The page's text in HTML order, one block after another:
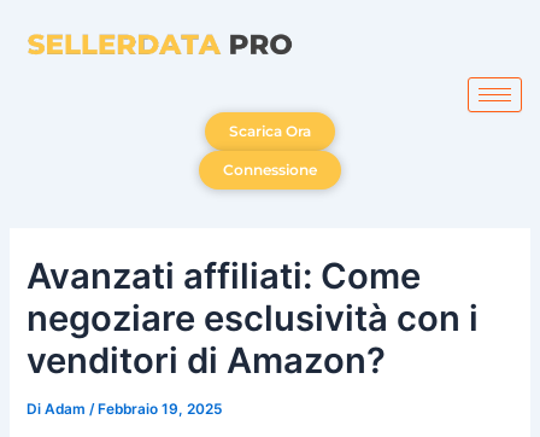
Scarica Ora
Connessione
Avanzati affiliati: Come
negoziare esclusività con i
venditori di Amazon?
DiAdam /Febbraio 19, 2025